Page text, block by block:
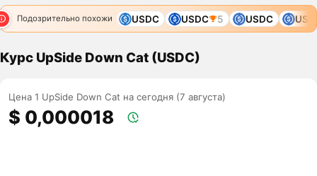
Подозрительно похожи
USDC USDC USDC USDC 5 USDC USDC
Курс UpSide Down Cat (USDC)
Цена 1 UpSide Down Cat на сегодня (7 августа)
$ 0,000018